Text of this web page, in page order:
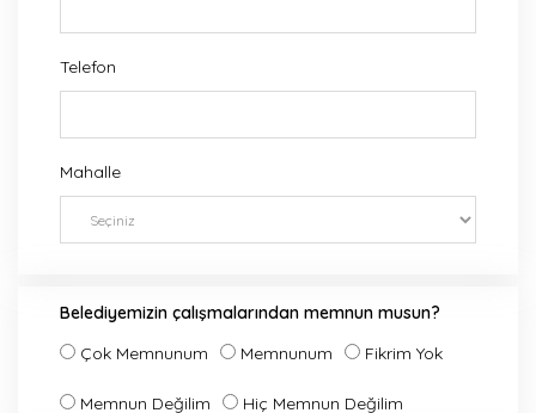
Telefon
Mahalle
Belediyemizin çalışmalarından memnun musun?
Çok Memnunum
Memnunum Fikrim Yok
Memnun Değilim Hiç Memnun Değilim